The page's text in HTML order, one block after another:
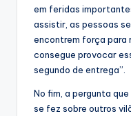
em feridas
assistir, as pessoas
encontrem força para
consegue provocar
segundo de entrega”.
No fim, a pergunta
se fez sobre outros